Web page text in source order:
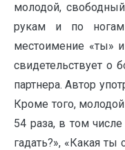
молодой,
рукам и по
местоимение «ты»
свидетельствует о
партнера. Автор
Кроме того,
54 раза, в том
гадать?», «Какая